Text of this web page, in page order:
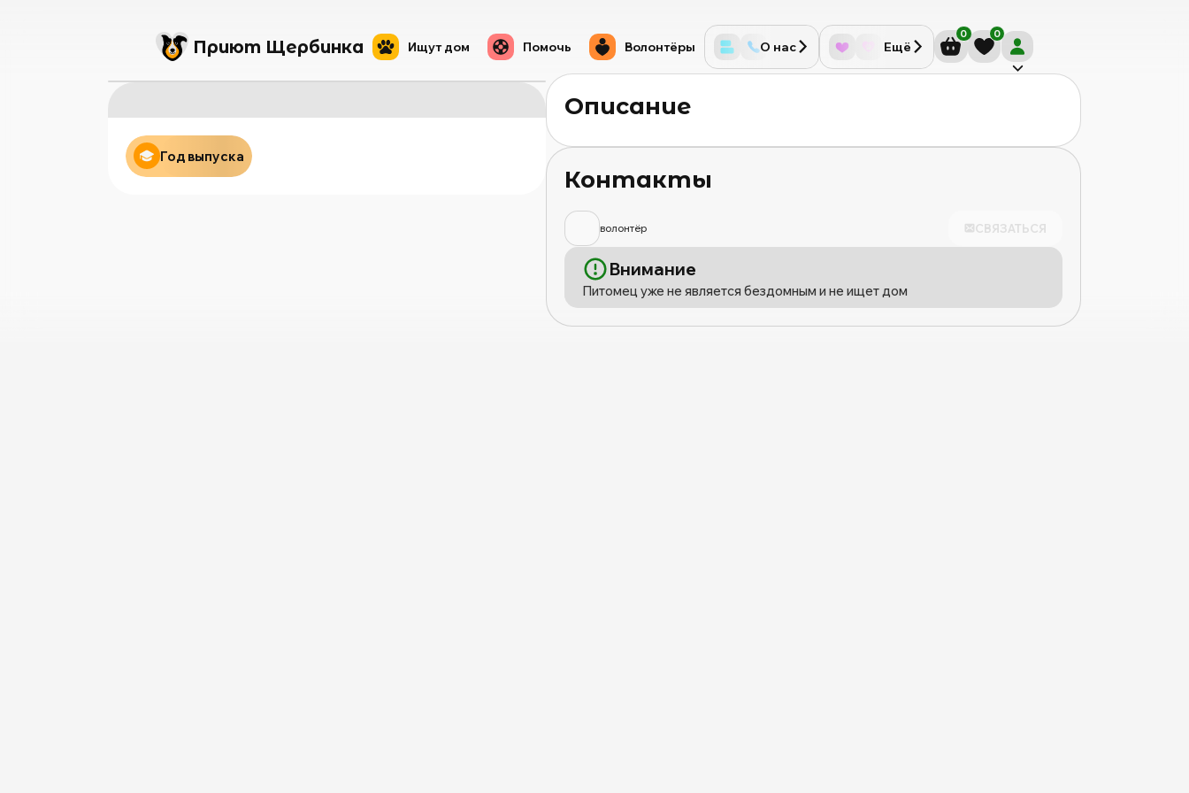
Приют Щербинка
0 0
Ищут дом Помочь Волонтёры О нас Ещё
Описание
Контакты
волонтёр СВЯЗАТЬСЯ
Внимание
Питомец уже не является бездомным и не ищет дом
Год выпуска